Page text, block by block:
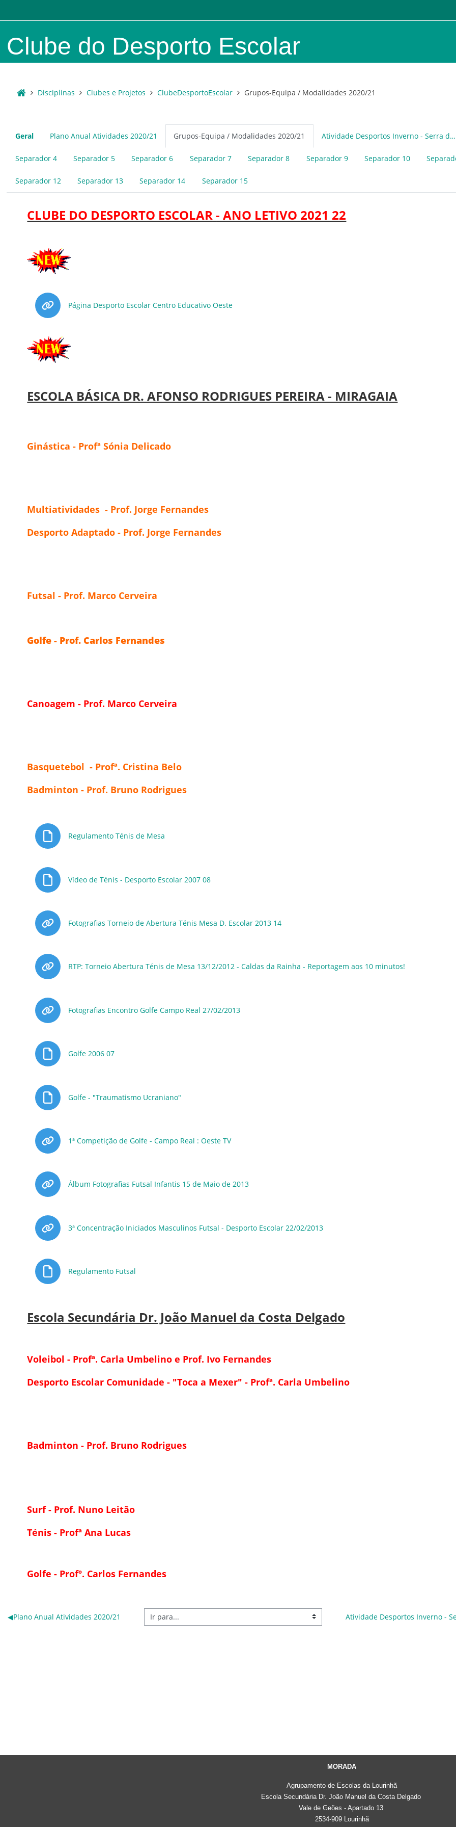
Clube do Desporto Escolar
Disciplinas Clubes e Projetos ClubeDesportoEscolar Grupos-Equipa / Modalidades 2020/21
Lista de tópicos
Geral Plano Anual Atividades 2020/21 Grupos-Equipa / Modalidades 2020/21 Atividade Desportos Inverno - Serra da Estrela
Separador 4 Separador 5 Separador 6 Separador 7 Separador 8 Separador 9 Separador 10
Separador 12 Separador 13 Separador 14 Separador 15
CLUBE DO DESPORTO ESCOLAR- ANO LETIVO 2021 22
Página Desporto Escolar Centro Educativo OesteHiperligação
ESCOLA BÁSICA DR. AFONSO RODRIGUES PEREIRA - MIRAGAIA
Ginástica - Profª Sónia Delicado
Multiatividades - Prof. Jorge Fernandes
Desporto Adaptado - Prof. Jorge Fernandes
Futsal - Prof. Marco Cerveira
Golfe - Prof. Carlos Fernandes
Canoagem - Prof. Marco Cerveira
Basquetebol - Profª. Cristina Belo
Badminton - Prof. Bruno Rodrigues
Regulamento Ténis de MesaFicheiro
Vídeo de Ténis - Desporto Escolar 2007 08Ficheiro
Fotografias Torneio de Abertura Ténis Mesa D. Escolar 2013 14Hiperligação
RTP: Torneio Abertura Ténis de Mesa 13/12/2012 - Caldas da Rainha - Reportagem aos 10 minutos!Hiperligação
Fotografias Encontro Golfe Campo Real 27/02/2013Hiperligação
Golfe 2006 07Ficheiro
Golfe - "Traumatismo Ucraniano"Ficheiro
1ª Competição de Golfe - Campo Real : Oeste TVHiperligação
Álbum Fotografias Futsal Infantis 15 de Maio de 2013Hiperligação
3ª Concentração Iniciados Masculinos Futsal - Desporto Escolar 22/02/2013Hiperligação
Regulamento FutsalFicheiro
Escola Secundária Dr. João Manuel da Costa Delgado
Voleibol - Profª. Carla Umbelino e Prof. Ivo Fernandes
Desporto Escolar Comunidade - "Toca a Mexer" - Profª. Carla Umbelino
Badminton - Prof. Bruno Rodrigues
Surf - Prof. Nuno Leitão
Ténis - Profª Ana Lucas
Golfe - Profº. Carlos Fernandes
◀︎Plano Anual Atividades 2020/21 Atividade Desportos Inverno -
MORADA
Agrupamento de Escolas da Lourinhã
Escola Secundária Dr. João Manuel da Costa Delgado
Vale de Geões - Apartado 13
2534-909 Lourinhã